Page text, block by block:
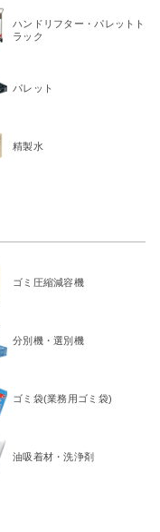
ハンドリフター・パレットト
ラック
パレット
精製水
ゴミ圧縮減容機
分別機・選別機
ゴミ袋(業務用ゴミ袋)
油吸着材・洗浄剤